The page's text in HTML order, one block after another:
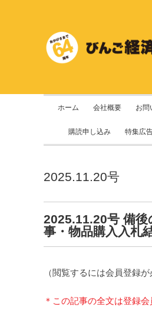
ホーム 会社概要 お問
購読申し込み 特集広
2025.11.20号
2025.11.20号 備後
事・物品購入入札
（閲覧するには会員登録が
＊この記事の全文は登録